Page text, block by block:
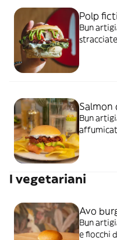
Polp
Bun
Salmon
Bun
I vegetariani
Avo
Bun
e fiocchi